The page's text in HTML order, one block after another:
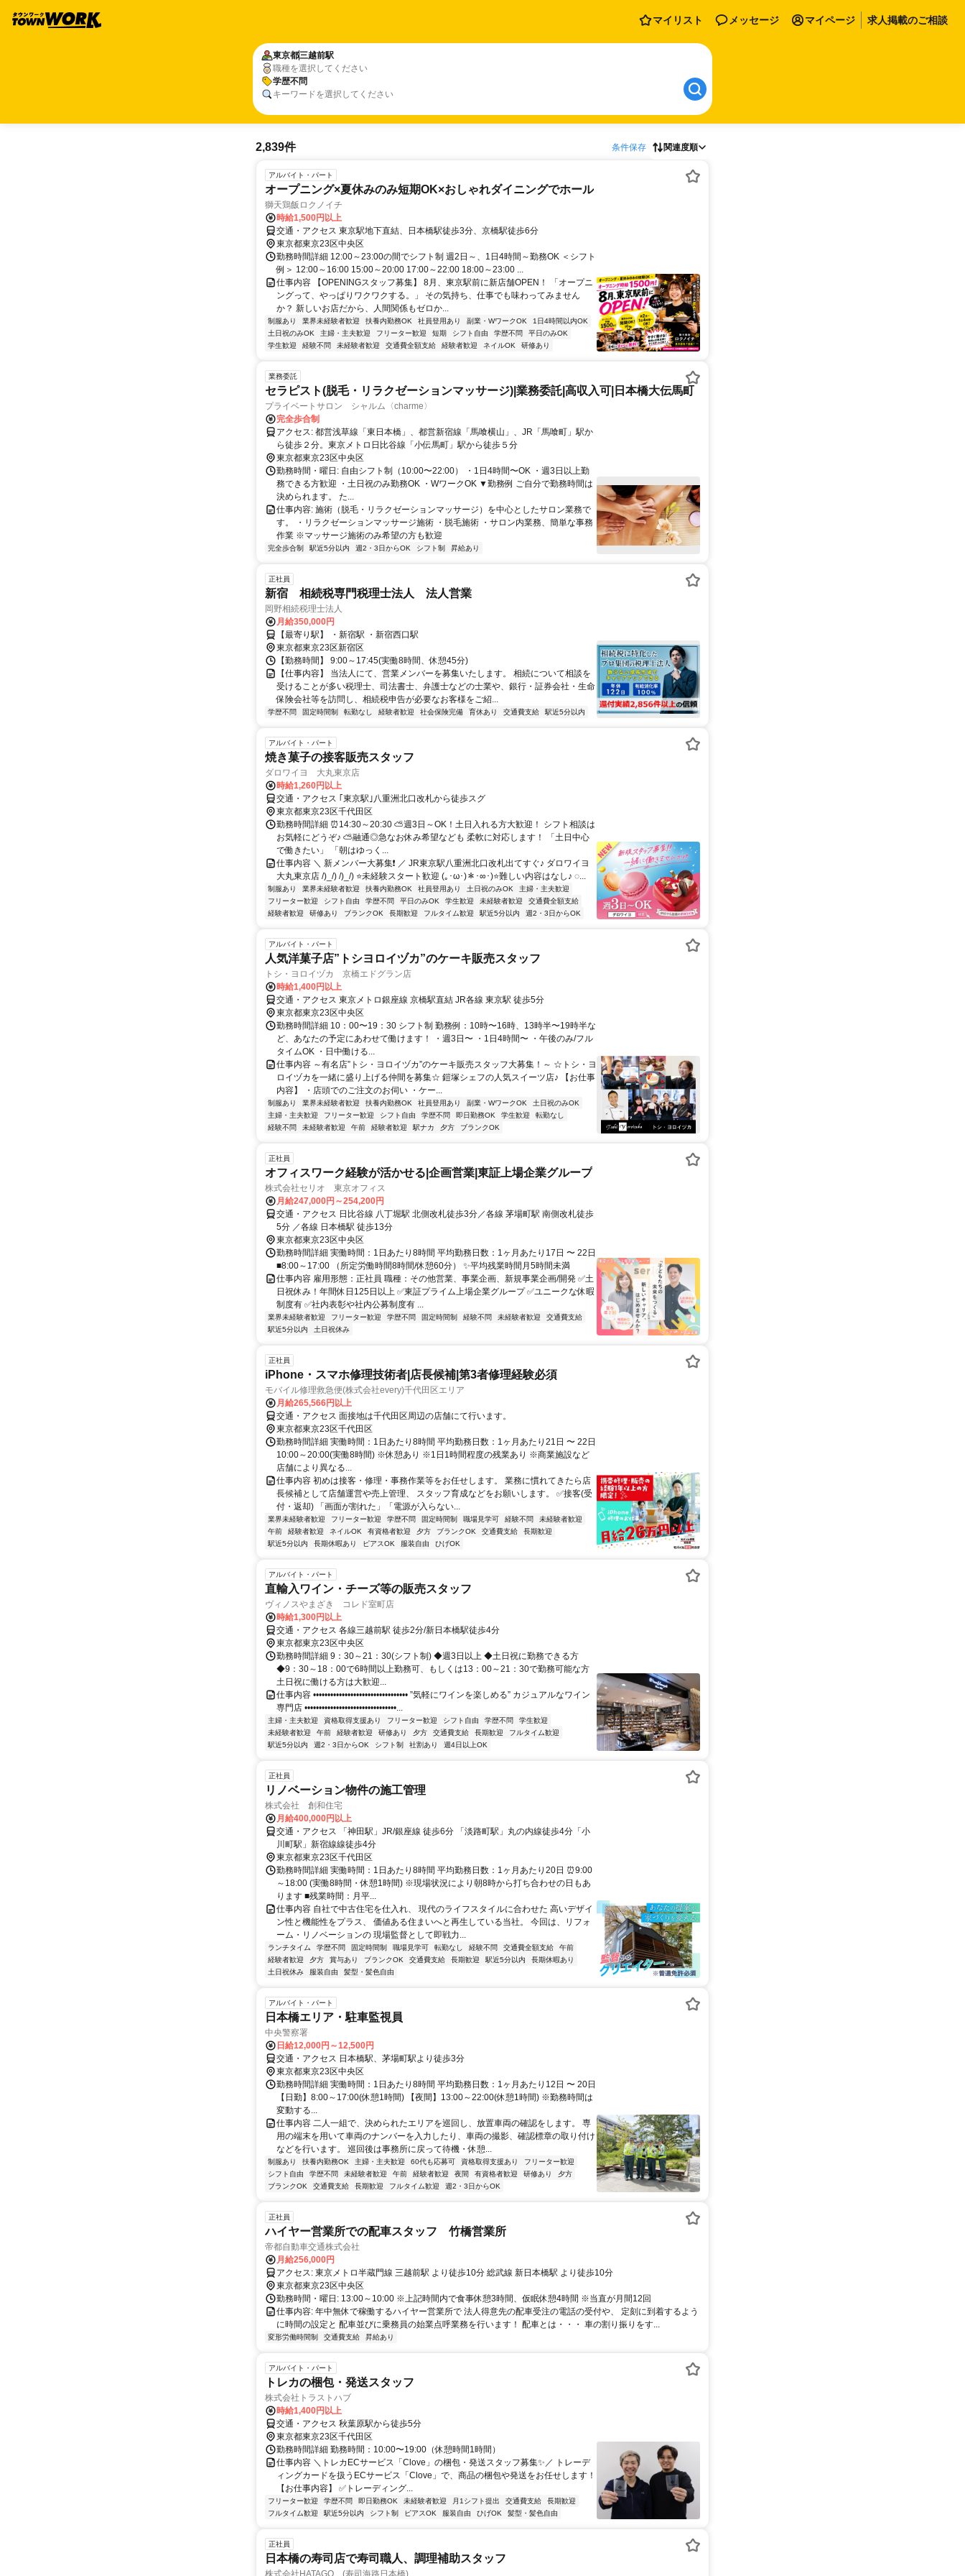
マイリスト メッセージ マイページ 求人掲載のご相談
東京都三越前駅
職種を選択してください
学歴不問
キーワードを選択してください
2,839件 条件保存 関連度順
アルバイト・パート
オープニング×夏休みのみ短期OK×おしゃれダイニングでホール
獅天鶏飯ロクノイチ
時給1,500円以上
交通・アクセス 東京駅地下直結、日本橋駅徒歩3分、京橋駅徒歩6分
東京都東京23区中央区
勤務時間詳細 12:00～23:00の間でシフト制 週2日～、1日4時間～勤務OK ＜シフト
例＞ 12:00～16:00 15:00～20:00 17:00～22:00 18:00～23:00 ...
仕事内容 【OPENINGスタッフ募集】 8月、東京駅前に新店舗OPEN！ 「オープニ
ングって、やっぱりワクワクする。」 その気持ち、仕事でも味わってみません
か？ 新しいお店だから、人間関係もゼロか...
制服あり 業界未経験者歓迎 扶養内勤務OK 社員登用あり 副業・WワークOK
1日4時間以内OK
土日祝のみOK
主婦・主夫歓迎 フリーター歓迎 短期 シフト自由 学歴不問
平日のみOK
学生歓迎
経験不問 未経験者歓迎 交通費全額支給 経験者歓迎 ネイルOK 研修あり
業務委託
セラピスト(脱毛・リラクゼーションマッサージ)|業務委託|高収入可|日本橋大伝馬町
プライベートサロン シャルム〈charme〉
完全歩合制
アクセス: 都営浅草線「東日本橋」、都営新宿線「馬喰横山」、JR「馬喰町」駅か
ら徒歩２分。東京メトロ日比谷線「小伝馬町」駅から徒歩５分
東京都東京23区中央区
勤務時間・曜日: 自由シフト制（10:00〜22:00） ・1日4時間〜OK ・週3日以上勤
務できる方歓迎 ・土日祝のみ勤務OK ・WワークOK ▼勤務例 ご自分で勤務時間は
決められます。 た...
仕事内容: 施術（脱毛・リラクゼーションマッサージ）を中心としたサロン業務で
す。 ・リラクゼーションマッサージ施術 ・脱毛施術 ・サロン内業務、簡単な事務
作業 ※マッサージ施術のみ希望の方も歓迎
完全歩合制 駅近5分以内 週2・3日からOK シフト制 昇給あり
正社員
新宿 相続税専門税理士法人 法人営業
岡野相続税理士法人
月給350,000円
【最寄り駅】 ・新宿駅 ・新宿西口駅
東京都東京23区新宿区
【勤務時間】 9:00～17:45(実働8時間、休憩45分)
【仕事内容】 当法人にて、営業メンバーを募集いたします。 相続について相談を
受けることが多い税理士、司法書士、弁護士などの士業や、銀行・証券会社・生命
保険会社等を訪問し、相続税申告が必要なお客様をご紹...
学歴不問 固定時間制 転勤なし 経験者歓迎 社会保険完備 育休あり 交通費支給 駅近5分以内
アルバイト・パート
焼き菓子の接客販売スタッフ
ダロワイヨ 大丸東京店
時給1,260円以上
交通・アクセス ｢東京駅｣八重洲北口改札から徒歩スグ
東京都東京23区千代田区
勤務時間詳細 ⏰14:30～20:30 ⛅週3日～OK！土日入れる方大歓迎！ シフト相談は
お気軽にどうぞ♪ ⛅融通◎急なお休み希望なども 柔軟に対応します！ 「土日中心
で働きたい」 「朝はゆっく...
仕事内容 ＼ 新メンバー大募集❗ ／ JR東京駅八重洲北口改札出てすぐ♪ ダロワイヨ
大丸東京店 /)_/) /)_/) ⭐未経験スタート歓迎 (｡･ω･)＊･∞･)⭐難しい内容はなし♪ ◌...
制服あり 業界未経験者歓迎 扶養内勤務OK 社員登用あり 土日祝のみOK
主婦・主夫歓迎
フリーター歓迎
シフト自由 学歴不問 平日のみOK 学生歓迎 未経験者歓迎
交通費全額支給
経験者歓迎
研修あり ブランクOK 長期歓迎 フルタイム歓迎 駅近5分以内 週2・3日からOK
アルバイト・パート
人気洋菓子店”トシヨロイヅカ”のケーキ販売スタッフ
トシ・ヨロイヅカ 京橋エドグラン店
時給1,400円以上
交通・アクセス 東京メトロ銀座線 京橋駅直結 JR各線 東京駅 徒歩5分
東京都東京23区中央区
勤務時間詳細 10：00〜19：30 シフト制 勤務例：10時〜16時、13時半〜19時半な
ど、あなたの予定にあわせて働けます！ ・週3日〜 ・1日4時間〜 ・午後のみ/フル
タイムOK ・日中働ける...
仕事内容 ～有名店”トシ・ヨロイヅカ”のケーキ販売スタッフ大募集！～ ☆トシ・ヨ
ロイヅカを一緒に盛り上げる仲間を募集☆ 鎧塚シェフの人気スイーツ店♪ 【お仕事
内容】 ・店頭でのご注文のお伺い ・ケー...
制服あり 業界未経験者歓迎 扶養内勤務OK 社員登用あり 副業・WワークOK
土日祝のみOK
主婦・主夫歓迎
フリーター歓迎 シフト自由 学歴不問 即日勤務OK 学生歓迎
転勤なし
経験不問
未経験者歓迎 午前 経験者歓迎 駅ナカ 夕方 ブランクOK
正社員
オフィスワーク経験が活かせる|企画営業|東証上場企業グループ
株式会社セリオ 東京オフィス
月給247,000円～254,200円
交通・アクセス 日比谷線 八丁堀駅 北側改札徒歩3分／各線 茅場町駅 南側改札徒歩
5分 ／各線 日本橋駅 徒歩13分
東京都東京23区中央区
勤務時間詳細 実働時間：1日あたり8時間 平均勤務日数：1ヶ月あたり17日 〜 22日
■8:00～17:00 （所定労働時間8時間/休憩60分） ✨平均残業時間月5時間未満
仕事内容 雇用形態：正社員 職種：その他営業、事業企画、新規事業企画/開発 ✅⼟
⽇祝休み！年間休⽇125⽇以上 ✅東証プライム上場企業グループ ✅ユニークな休暇
制度有 ✅社内表彰や社内公募制度有 ...
業界未経験者歓迎 フリーター歓迎 学歴不問 固定時間制 経験不問 未経験者歓迎
交通費支給
駅近5分以内
土日祝休み
正社員
iPhone・スマホ修理技術者|店長候補|第3者修理経験必須
モバイル修理救急便(株式会社every)千代田区エリア
月給265,566円以上
交通・アクセス 面接地は千代田区周辺の店舗にて行います。
東京都東京23区千代田区
勤務時間詳細 実働時間：1日あたり8時間 平均勤務日数：1ヶ月あたり21日 〜 22日
10:00～20:00(実働8時間) ※休憩あり ※1日1時間程度の残業あり ※商業施設など
店舗により異なる...
仕事内容 初めは接客・修理・事務作業等をお任せします。 業務に慣れてきたら店
長候補として店舗運営や売上管理、 スタッフ育成などをお願いします。 ✅接客(受
付・返却) 「画面が割れた」「電源が入らない...
業界未経験者歓迎 フリーター歓迎 学歴不問 固定時間制 職場見学可 経験不問
未経験者歓迎
午前
経験者歓迎 ネイルOK 有資格者歓迎 夕方 ブランクOK 交通費支給
長期歓迎
駅近5分以内
長期休暇あり ピアスOK 服装自由 ひげOK
アルバイト・パート
直輸入ワイン・チーズ等の販売スタッフ
ヴィノスやまざき コレド室町店
時給1,300円以上
交通・アクセス 各線三越前駅 徒歩2分/新日本橋駅徒歩4分
東京都東京23区中央区
勤務時間詳細 9：30～21：30(シフト制) ◆週3日以上 ◆土日祝に勤務できる方
◆9：30～18：00で6時間以上勤務可、もしくは13：00～21：30で勤務可能な方
土日祝に働ける方は大歓迎...
仕事内容 ••••••••••••••••••••••••••••••••• ”気軽にワインを楽しめる” カジュアルなワイン
専門店 ••••••••••••••••••••••••••••••••...
主婦・主夫歓迎 資格取得支援あり フリーター歓迎 シフト自由 学歴不問
学生歓迎
未経験者歓迎
午前 経験者歓迎 研修あり 夕方 交通費支給 長期歓迎
フルタイム歓迎
駅近5分以内
週2・3日からOK シフト制 社割あり 週4日以上OK
正社員
リノベーション物件の施工管理
株式会社 創和住宅
月給400,000円以上
交通・アクセス 「神田駅」JR/銀座線 徒歩6分 「淡路町駅」丸の内線徒歩4分「小
川町駅」新宿線線徒歩4分
東京都東京23区千代田区
勤務時間詳細 実働時間：1日あたり8時間 平均勤務日数：1ヶ月あたり20日 ⏰9:00
～18:00 (実働8時間・休憩1時間) ※現場状況により朝8時から打ち合わせの日もあ
ります ■残業時間：月平...
仕事内容 自社で中古住宅を仕入れ、 現代のライフスタイルに合わせた 高いデザイ
ン性と機能性をプラス、 価値ある住まいへと再生している当社。 今回は、リフォ
ーム・リノベーションの 現場監督として即戦力...
ランチタイム 学歴不問 固定時間制 職場見学可 転勤なし 経験不問 交通費全額支給
午前
経験者歓迎
夕方 賞与あり ブランクOK 交通費支給 長期歓迎 駅近5分以内
長期休暇あり
土日祝休み
服装自由 髪型・髪色自由
アルバイト・パート
日本橋エリア・駐車監視員
中央警察署
日給12,000円～12,500円
交通・アクセス 日本橋駅、茅場町駅より徒歩3分
東京都東京23区中央区
勤務時間詳細 実働時間：1日あたり8時間 平均勤務日数：1ヶ月あたり12日 〜 20日
【日勤】8:00～17:00(休憩1時間) 【夜間】13:00～22:00(休憩1時間) ※勤務時間は
変動する...
仕事内容 二人一組で、決められたエリアを巡回し、放置車両の確認をします。 専
用の端末を用いて車両のナンバーを入力したり、車両の撮影、確認標章の取り付け
などを行います。 巡回後は事務所に戻って待機・休憩...
制服あり 扶養内勤務OK 主婦・主夫歓迎 60代も応募可 資格取得支援あり
フリーター歓迎
シフト自由
学歴不問 未経験者歓迎 午前 経験者歓迎 夜間 有資格者歓迎 研修あり
夕方
ブランクOK
交通費支給 長期歓迎 フルタイム歓迎 週2・3日からOK
正社員
ハイヤー営業所での配車スタッフ 竹橋営業所
帝都自動車交通株式会社
月給256,000円
アクセス: 東京メトロ半蔵門線 三越前駅 より徒歩10分 総武線 新日本橋駅 より徒歩10分
東京都東京23区中央区
勤務時間・曜日: 13:00～10:00 ※上記時間内で食事休憩3時間、仮眠休憩4時間 ※当直が月間12回
仕事内容: 年中無休で稼働するハイヤー営業所で 法人得意先の配車受注の電話の受付や、 定刻に到着するよう
に時間の設定と 配車並びに乗務員の始業点呼業務を行います！ 配車とは・・・ 車の割り振りをす...
変形労働時間制 交通費支給 昇給あり
アルバイト・パート
トレカの梱包・発送スタッフ
株式会社トラストハブ
時給1,400円以上
交通・アクセス 秋葉原駅から徒歩5分
東京都東京23区千代田区
勤務時間詳細 勤務時間：10:00〜19:00（休憩時間1時間）
仕事内容 ＼トレカECサービス「Clove」の梱包・発送スタッフ募集✨／ トレーデ
ィングカードを扱うECサービス「Clove」で、商品の梱包や発送をお任せします！
【お仕事内容】 ✅トレーディング...
フリーター歓迎 学歴不問 即日勤務OK 未経験者歓迎 月1シフト提出 交通費支給
長期歓迎
フルタイム歓迎
駅近5分以内 シフト制 ピアスOK 服装自由 ひげOK 髪型・髪色自由
正社員
日本橋の寿司店で寿司職人、調理補助スタッフ
株式会社HATAGO (寿司海路日本橋)